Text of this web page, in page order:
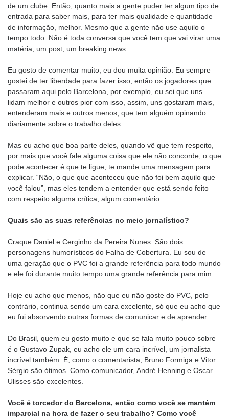
de um clube. Então, quanto mais a gente puder ter algum tipo de
entrada para saber mais, para ter mais qualidade e quantidade
de informação, melhor. Mesmo que a gente não use aquilo o
tempo todo. Não é toda conversa que você tem que vai virar uma
matéria, um post, um breaking news.
Eu gosto de comentar muito, eu dou muita opinião. Eu sempre
gostei de ter liberdade para fazer isso, então os jogadores que
passaram aqui pelo Barcelona, por exemplo, eu sei que uns
lidam melhor e outros pior com isso, assim, uns gostaram mais,
entenderam mais e outros menos, que tem alguém opinando
diariamente sobre o trabalho deles.
Mas eu acho que boa parte deles, quando vê que tem respeito,
por mais que você fale alguma coisa que ele não concorde, o que
pode acontecer é que te ligue, te mande uma mensagem para
explicar. “Não, o que que aconteceu que não foi bem aquilo que
você falou”, mas eles tendem a entender que está sendo feito
com respeito alguma crítica, algum comentário.
Quais são as suas referências no meio jornalístico?
Craque Daniel e Cerginho da Pereira Nunes. São dois
personagens humorísticos do Falha de Cobertura. Eu sou de
uma geração que o PVC foi a grande referência para todo mundo
e ele foi durante muito tempo uma grande referência para mim.
Hoje eu acho que menos, não que eu não goste do PVC, pelo
contrário, continua sendo um cara excelente, só que eu acho que
eu fui absorvendo outras formas de comunicar e de aprender.
Do Brasil, quem eu gosto muito e que se fala muito pouco sobre
é o Gustavo Zupak, eu acho ele um cara incrível, um jornalista
incrível também. É, como o comentarista, Bruno Formiga e Vitor
Sérgio são ótimos. Como comunicador, André Henning e Oscar
Ulisses são excelentes.
Você é torcedor do Barcelona, então como você se mantém
imparcial na hora de fazer o seu trabalho? Como você